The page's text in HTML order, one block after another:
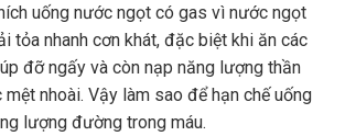
uống nước ngọt có gas vì nước ngọt
tỏa nhanh cơn khát, đặc biệt khi ăn các
đỡ ngấy và còn nạp năng lượng thần
nhoài. Vậy làm sao để hạn chế uống
lượng đường trong máu.